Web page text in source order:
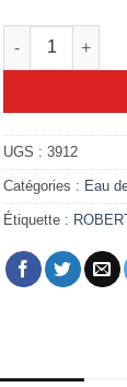
quantité de
UGS : 3912
Catégories : Eau
Étiquette :